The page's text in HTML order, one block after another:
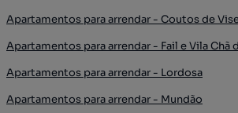
Apartamentos para arrendar - Coutos de
Apartamentos para arrendar - Fail e Vila Chã
Apartamentos para arrendar - Lordosa
Apartamentos para arrendar - Mundão